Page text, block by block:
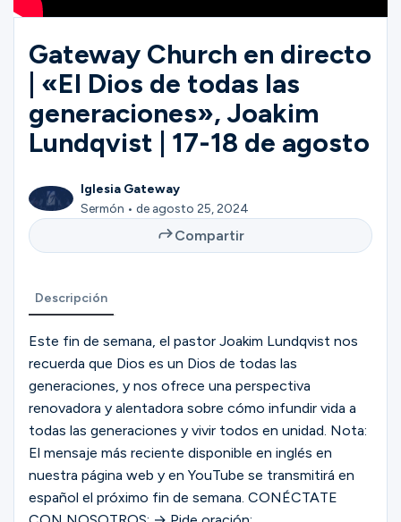
Conectar
Ministerios
Grupos
Buscar
Español
Gateway Church en directo
| «El Dios de todas las
generaciones», Joakim
Lundqvist | 17-18 de agosto
Iglesia Gateway
Sermón • de agosto 25, 2024
Compartir
Descripción
Este fin de semana, el pastor Joakim Lundqvist nos
recuerda que Dios es un Dios de todas las
generaciones, y nos ofrece una perspectiva
renovadora y alentadora sobre cómo infundir vida a
todas las generaciones y vivir todos en unidad. Nota:
El mensaje más reciente disponible en inglés en
nuestra página web y en YouTube se transmitirá en
español el próximo fin de semana. CONÉCTATE